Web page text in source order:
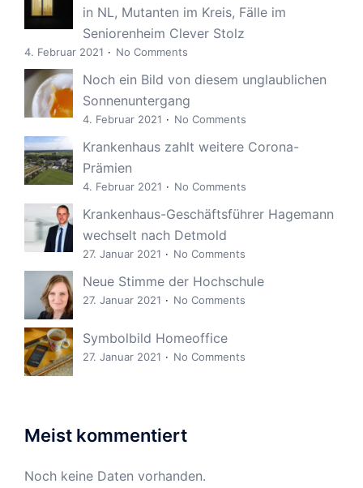
in NL, Mutanten im Kreis, Fälle im
Seniorenheim Clever Stolz
4. Februar 2021 No Comments
Noch ein Bild von diesem unglaublichen
Sonnenuntergang
4. Februar 2021 No Comments
Krankenhaus zahlt weitere Corona-
Prämien
4. Februar 2021 No Comments
Krankenhaus-Geschäftsführer Hagemann
wechselt nach Detmold
27. Januar 2021 No Comments
Neue Stimme der Hochschule
27. Januar 2021 No Comments
Symbolbild Homeoffice
27. Januar 2021 No Comments
Meist kommentiert
Noch keine Daten vorhanden.